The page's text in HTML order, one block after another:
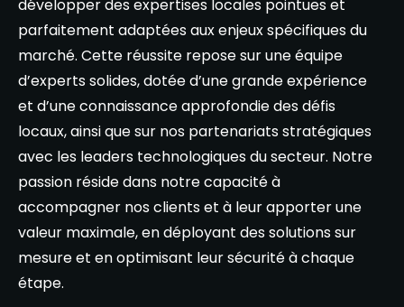
développer des expertises locales pointues et
parfaitement adaptées aux enjeux spécifiques du
marché. Cette réussite repose sur une équipe
d’experts solides, dotée d’une grande expérience
et d’une connaissance approfondie des défis
locaux, ainsi que sur nos partenariats stratégiques
avec les leaders technologiques du secteur. Notre
passion réside dans notre capacité à
accompagner nos clients et à leur apporter une
valeur maximale, en déployant des solutions sur
mesure et en optimisant leur sécurité à chaque
étape.